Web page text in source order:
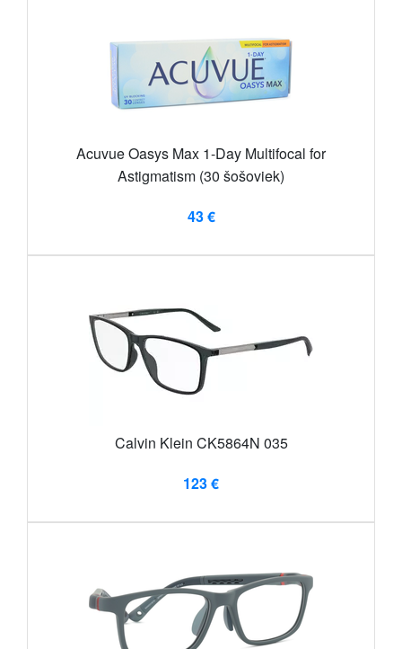
Acuvue Oasys Max 1-Day Multifocal for
Astigmatism (30 šošoviek)
43 €
Calvin Klein CK5864N 035
123 €